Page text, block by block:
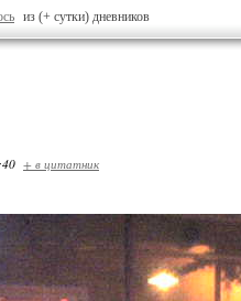
из (+ сутки) дневников
+ в цитатник